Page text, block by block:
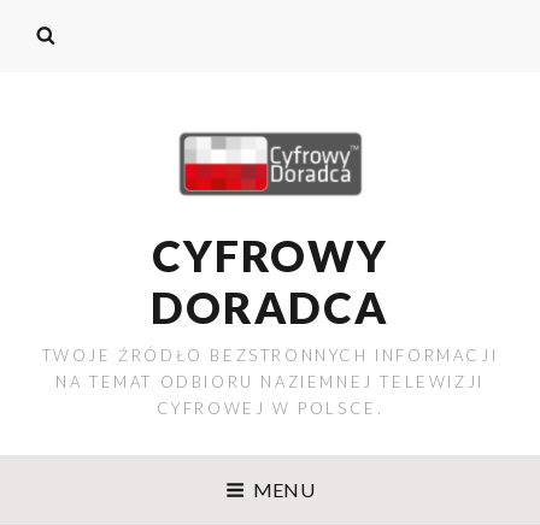
CYFROWY
DORADCA
TWOJE ŹRÓDŁO BEZSTRONNYCH INFORMACJI
NA TEMAT ODBIORU NAZIEMNEJ TELEWIZJI
CYFROWEJ W POLSCE.
MENU